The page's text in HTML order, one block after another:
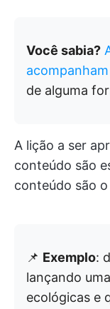
Você sabia?
de alguma
A lição a ser
conteúdo são
conteúdo são
📌 Exemplo:
lançando
ecológicas e